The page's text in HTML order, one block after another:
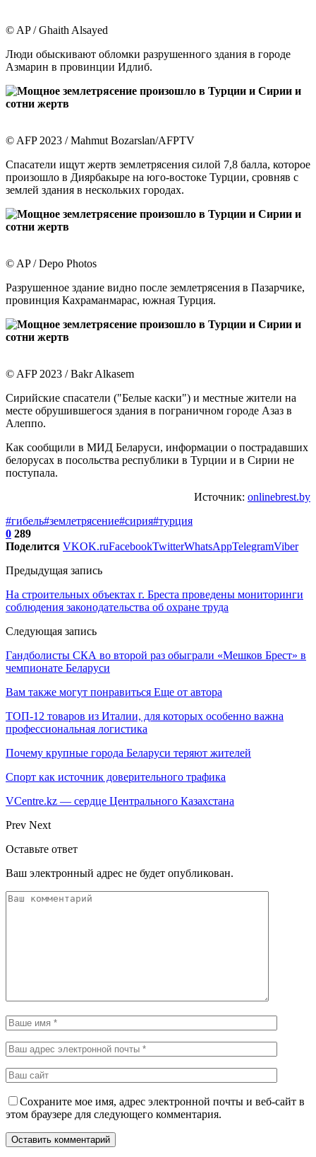
© AP / Ghaith Alsayed
Люди обыскивают обломки разрушенного здания в городе
Азмарин в провинции Идлиб.
© AFP 2023 / Mahmut Bozarslan/AFPTV
Спасатели ищут жертв землетрясения силой 7,8 балла, которое
произошло в Диярбакыре на юго-востоке Турции, сровняв с
землей здания в нескольких городах.
© AP / Depo Photos
Разрушенное здание видно после землетрясения в Пазарчике,
провинция Кахраманмарас, южная Турция.
© AFP 2023 / Bakr Alkasem
Сирийские спасатели ("Белые каски") и местные жители на
месте обрушившегося здания в пограничном городе Азаз в
Алеппо.
Как сообщили в МИД Беларуси, информации о пострадавших
белорусах в посольства республики в Турции и в Сирии не
поступала.
Источник: onlinebrest.by
#гибель#землетрясение#сирия#турция
0 289
Поделится VKOK.ruFacebookTwitterWhatsAppTelegramViber
Предыдущая запись
На строительных объектах г. Бреста проведены мониторинги
соблюдения законодательства об охране труда
Следующая запись
Гандболисты СКА во второй раз обыграли «Мешков Брест» в
чемпионате Беларуси
Вам также могут понравиться Еще от автора
ТОП-12 товаров из Италии, для которых особенно важна
профессиональная логистика
Почему крупные города Беларуси теряют жителей
Спорт как источник доверительного трафика
VCentre.kz — сердце Центрального Казахстана
Prev Next
Оставьте ответ
Ваш электронный адрес не будет опубликован.
Сохраните мое имя, адрес электронной почты и веб-сайт в
этом браузере для следующего комментария.